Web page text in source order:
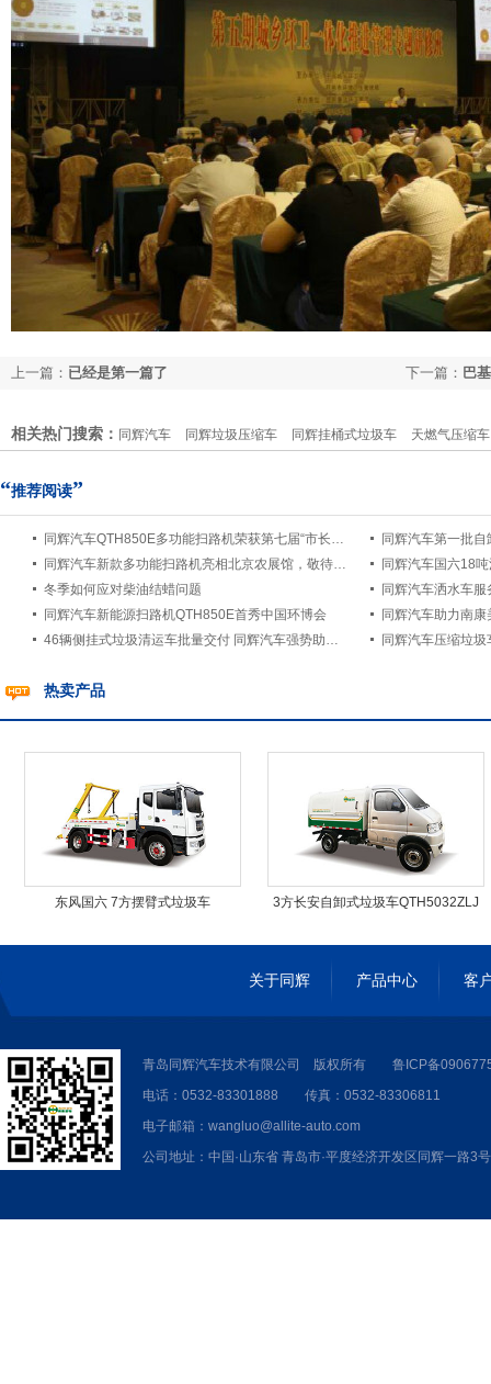
下一篇： 巴
上一篇： 已经是第一篇了
相关热门搜索： 同辉汽车 同辉垃圾压缩车 同辉挂桶式垃圾车 天燃气压缩车
“推荐阅读”
同辉汽车QTH850E多功能扫路机荣获第七届“市长杯”·海创汇·中小企业创新创业大赛三等奖
同辉汽车第一批
同辉汽车新款多功能扫路机亮相北京农展馆，敬待您的到来
同辉汽车国六18
冬季如何应对柴油结蜡问题
同辉汽车洒水车
同辉汽车新能源扫路机QTH850E首秀中国环博会
同辉汽车助力南
46辆侧挂式垃圾清运车批量交付 同辉汽车强势助力垃圾分类
同辉汽车压缩垃
热卖产品
东风国六 7方摆臂式垃圾车
3方长安自卸式垃圾车QTH5032ZLJ
关于同辉 产品中心 客
青岛同辉汽车技术有限公司 版权所有 鲁ICP备
电话：0532-83301888 传真：0532-83306811
电子邮箱：wangluo@allite-auto.com
公司地址：中国·山东省 青岛市·平度经济开发区同辉一路3号